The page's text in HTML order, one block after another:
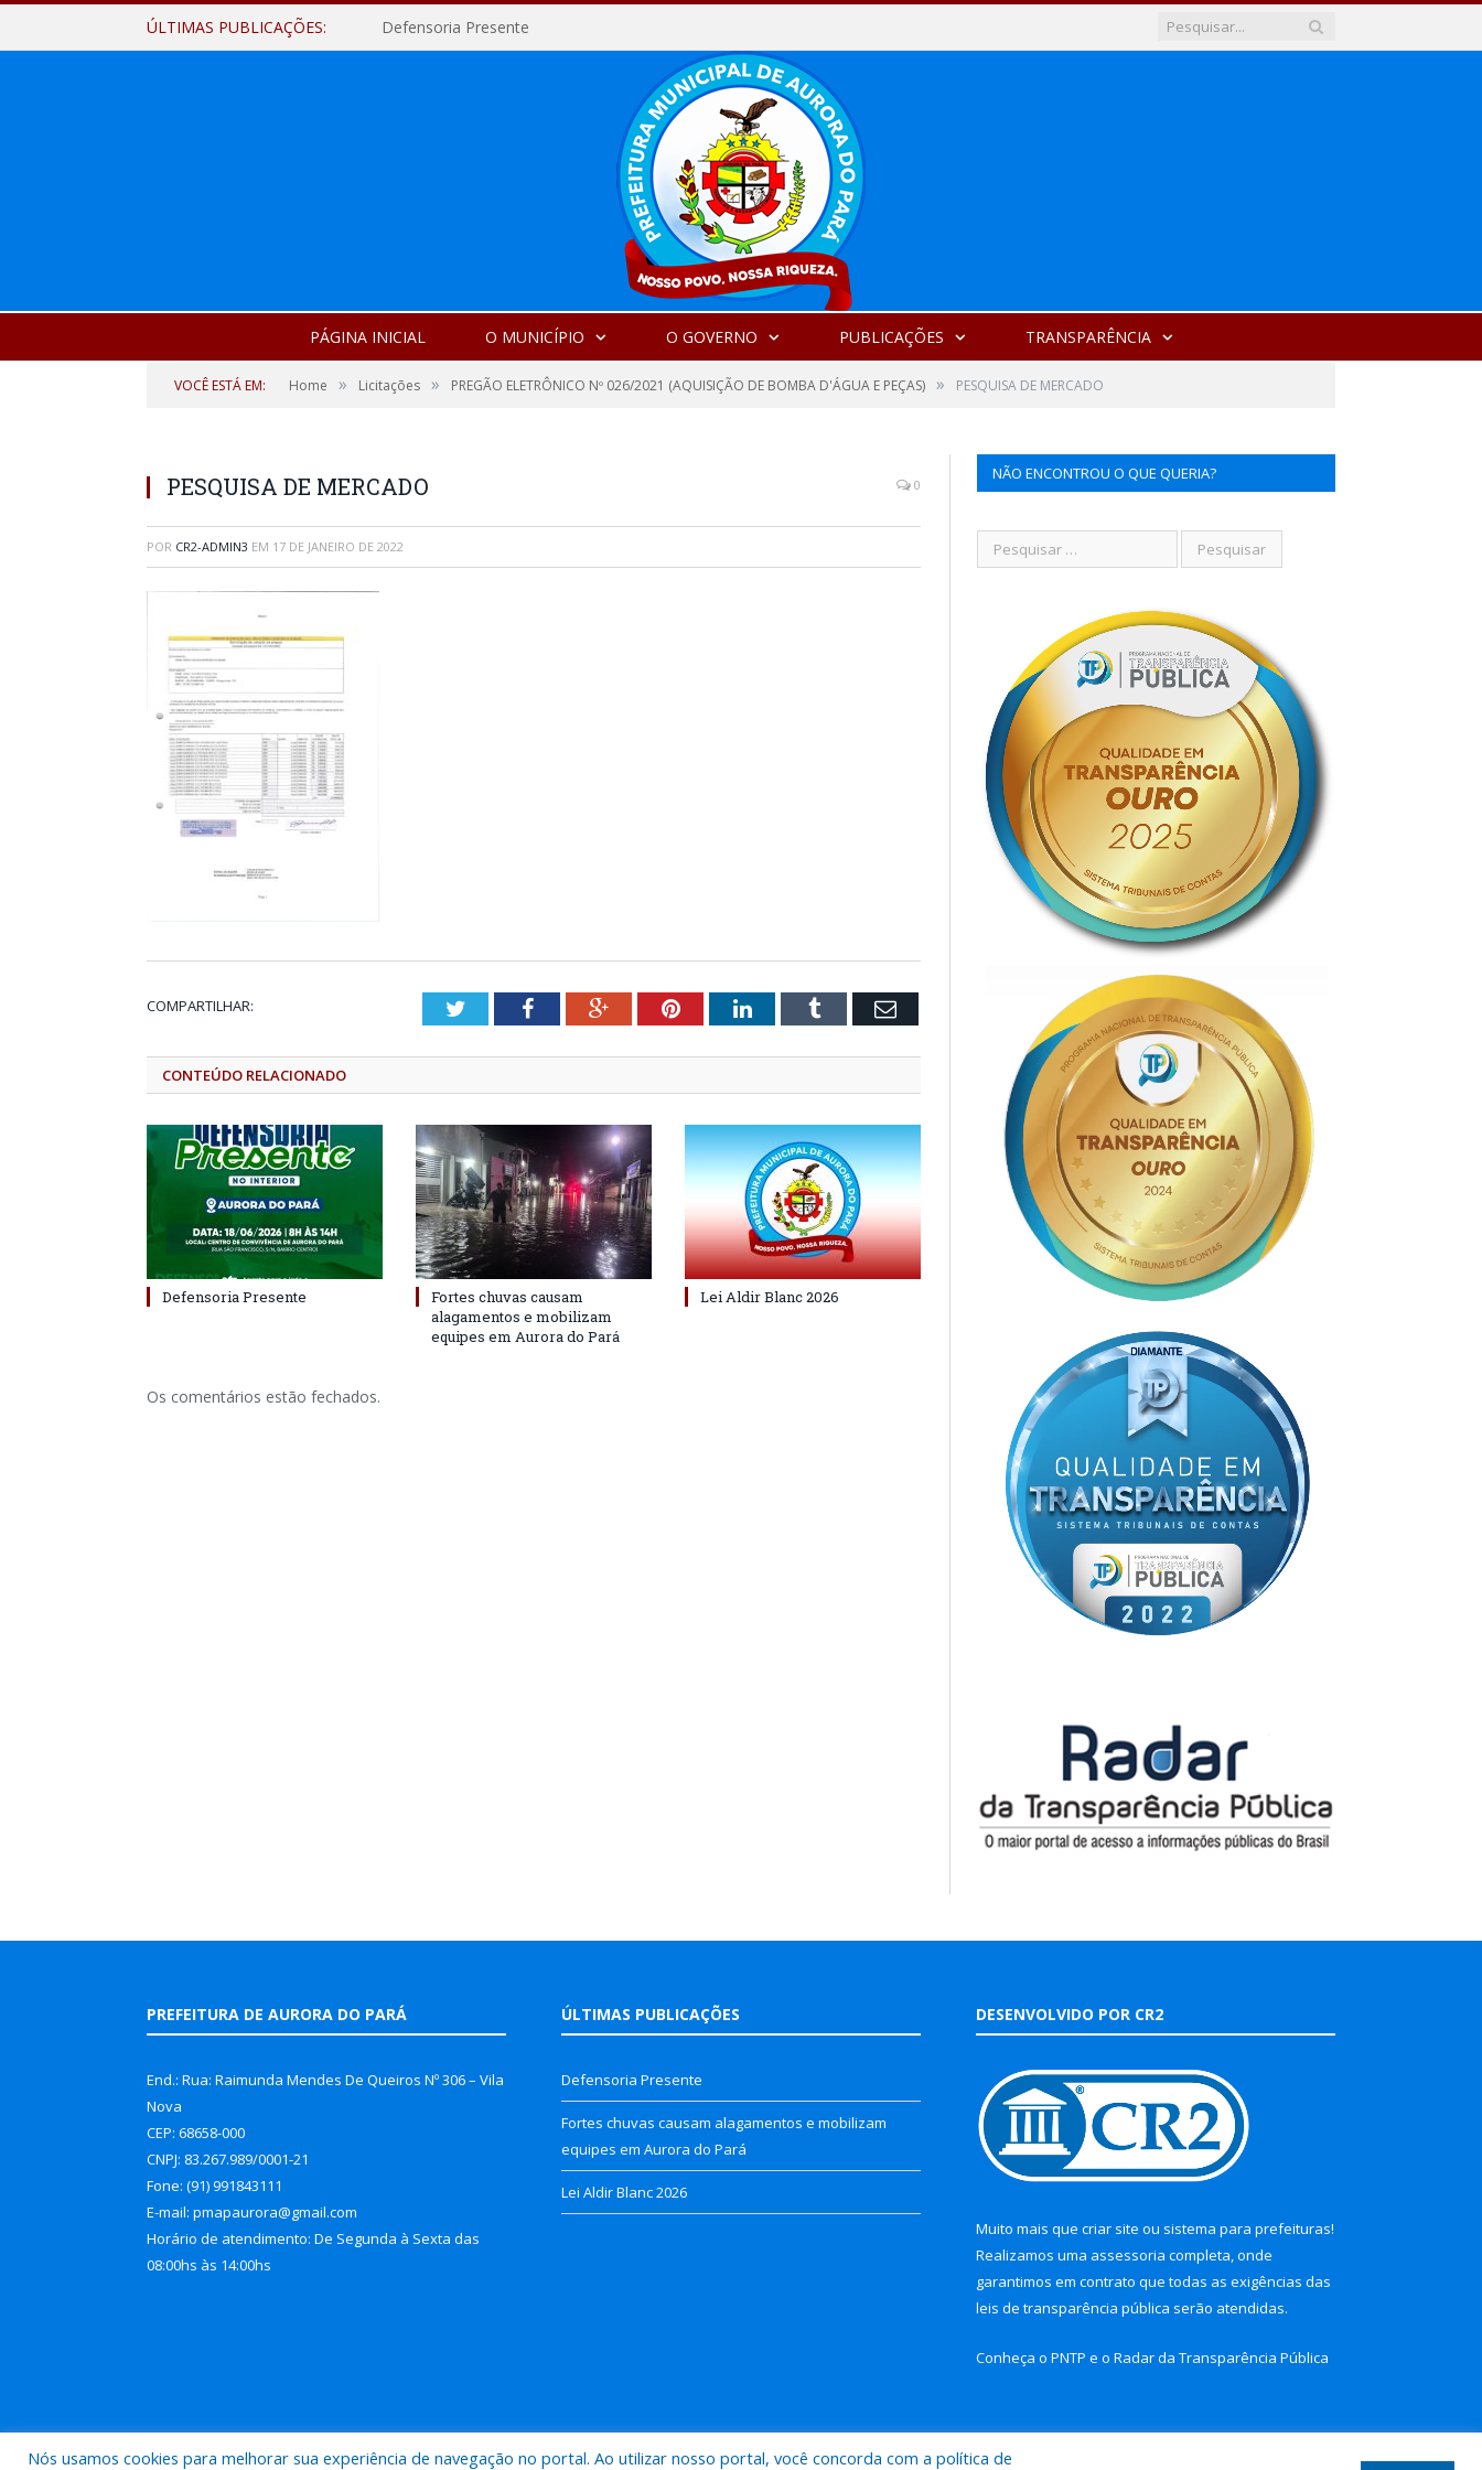
ÚLTIMAS PUBLICAÇÕES:
PÁGINA INICIAL O MUNICÍPIO O GOVERNO PUBLICAÇÕES TRANSPARÊNCIA
VOCÊ ESTÁ EM: Home » Licitações » PREGÃO ELETRÔNICO Nº 026/2021 (AQUISIÇÃO DE BOMBA D'ÁGUA E PEÇAS) » PESQUISA DE MERCADO
PESQUISA DE MERCADO 0
POR CR2-ADMIN3 EM 17 DE JANEIRO DE 2022
COMPARTILHAR: TwitterFacebookGoogle+PinterestLinkedInTumblr Email
CONTEÚDO RELACIONADO
Defensoria Presente
Fortes chuvas causam
alagamentos e mobilizam
equipes em Aurora do Pará
Lei Aldir Blanc 2026
Os comentários estão fechados.
NÃO ENCONTROU O QUE QUERIA?
PREFEITURA DE AURORA DO PARÁ
End.: Rua: Raimunda Mendes De Queiros Nº 306 – Vila
Nova
CEP: 68658-000
CNPJ: 83.267.989/0001-21
Fone: (91) 991843111
E-mail: pmapaurora@gmail.com
Horário de atendimento: De Segunda à Sexta das
08:00hs às 14:00hs
ÚLTIMAS PUBLICAÇÕES
Defensoria Presente
Fortes chuvas causam alagamentos e mobilizam
equipes em Aurora do Pará
Lei Aldir Blanc 2026
DESENVOLVIDO POR CR2
Muito mais que criar site ou sistema para prefeituras!
Realizamos uma assessoria completa, onde
garantimos em contrato que todas as exigências das
leis de transparência pública serão atendidas.
Conheça o PNTP e o Radar da Transparência Pública
Nós usamos cookies para melhorar sua experiência de navegação no portal. Ao utilizar nosso portal, você concorda com a política de